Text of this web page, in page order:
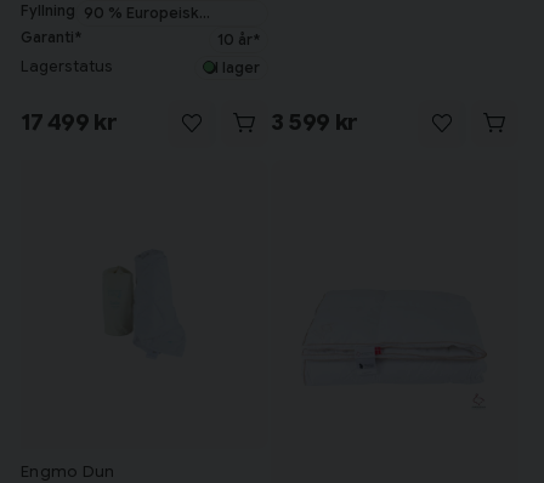
Fyllning 90 % Europeisk
Garanti* 10 år*
Lagerstatus I lager
17 499 kr 3 599 kr
Engmo Dun